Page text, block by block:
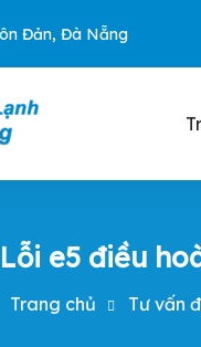
Đản, Đà Nẵng
Lỗi e5 điều
Trang chủ Tư vấn